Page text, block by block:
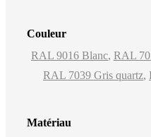
Couleur
RAL 9016 Blanc, RAL
RAL 7039 Gris quartz,
Matériau